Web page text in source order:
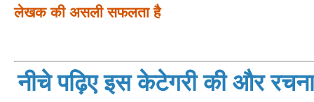
लेखक की असली सफलता है
नीचे पढ़िए इस केटेगरी की और